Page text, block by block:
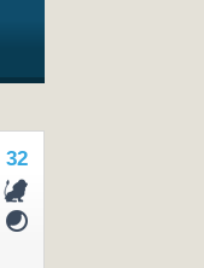
32